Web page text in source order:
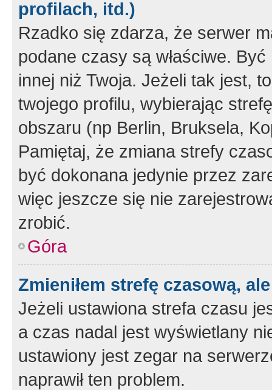
profilach, itd.)
Rzadko się zdarza, że serwer
podane czasy są właściwe.
innej niż Twoja. Jeżeli tak jest,
twojego profilu, wybierając
obszaru (np Berlin, Bruksela,
Pamiętaj, że zmiana strefy
być dokonana jedynie przez
więc jeszcze się nie
zrobić.
Góra
Zmieniłem strefę czasową,
Jeżeli ustawiona strefa czasu
a czas nadal jest wyświetlany
ustawiony jest zegar na
naprawił ten problem.